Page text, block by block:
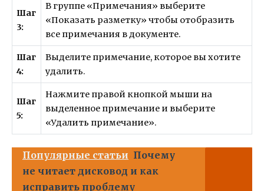
Шаг
3:
В группе «Примечания» выберите
«Показать разметку» чтобы отобразить
все примечания в документе.
Шаг
4:
Выделите примечание, которое вы хотите
удалить.
Шаг
5:
Нажмите правой кнопкой мыши на
выделенное примечание и выберите
«Удалить примечание».
Популярные статьи Почему
не читает дисковод и как
исправить проблему